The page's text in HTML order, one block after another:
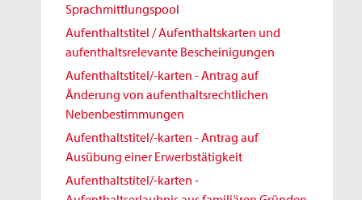
Sprachmittlungspool
Aufenthaltstitel / Aufenthaltskarten und
aufenthaltsrelevante Bescheinigungen
Aufenthaltstitel/-karten - Antrag auf
Änderung von aufenthaltsrechtlichen
Nebenbestimmungen
Aufenthaltstitel/-karten - Antrag auf
Ausübung einer Erwerbstätigkeit
Aufenthaltstitel/-karten -